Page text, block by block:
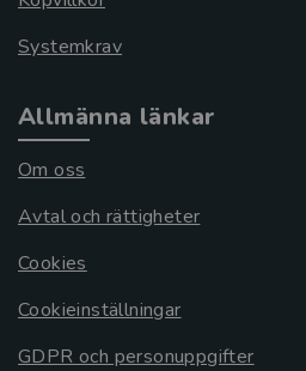
Systemkrav
Allmänna länkar
Om oss
Avtal och rättigheter
Cookies
Cookieinställningar
GDPR och personuppgifter